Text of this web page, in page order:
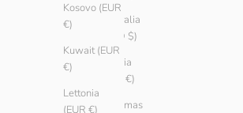
Kosovo (EUR
€)
Kuwait (EUR
€)
Lettonia
(EUR €)
Australia
(AUD $)
Austria
(EUR €)
Bahamas